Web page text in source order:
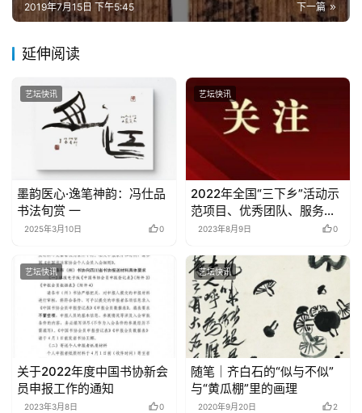
下一篇
2019年7月15日 下午5:45
延伸阅读
艺坛快讯
墨韵医心·逸笔神韵：冯仕品
书法旬赏 一
2025年3月10日 0
艺坛快讯
2022年全国“三下乡”活动示
范项目、优秀团队、服务标
兵名单发布
2023年8月9日 0
艺坛快讯
关于2022年度中国书协新会
员申报工作的通知
2023年3月8日 0
艺坛快讯
随笔｜齐白石的“似与不似”
与“黄瓜棚”里的画理
2020年9月20日 2